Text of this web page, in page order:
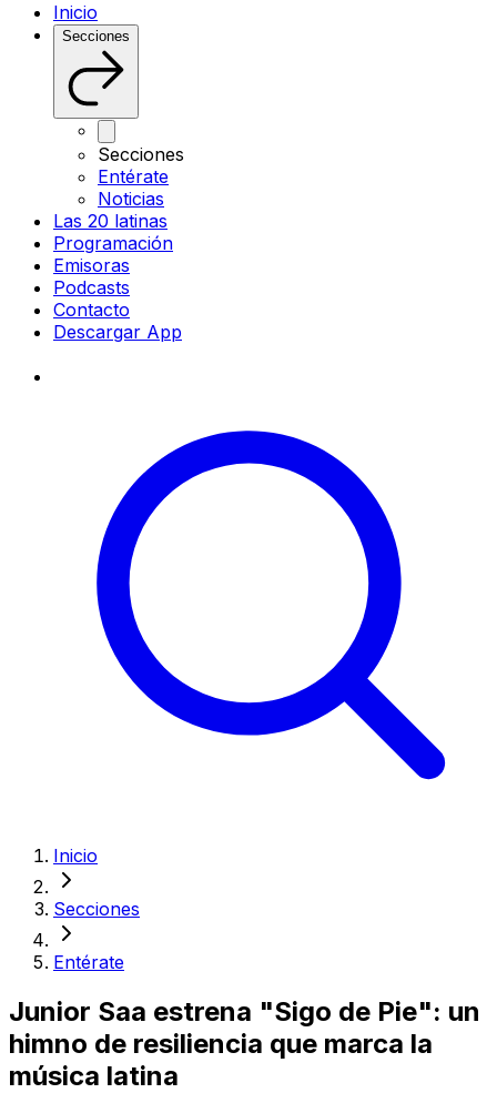
Inicio
Secciones
Secciones
Entérate
Noticias
Las 20 latinas
Programación
Emisoras
Podcasts
Contacto
Descargar App
Inicio
Secciones
Entérate
Junior Saa estrena "Sigo de Pie": un
himno de resiliencia que marca la
música latina